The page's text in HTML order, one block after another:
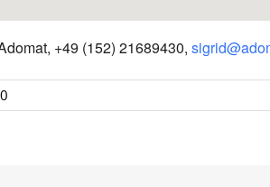
+49 (152) 21689430,